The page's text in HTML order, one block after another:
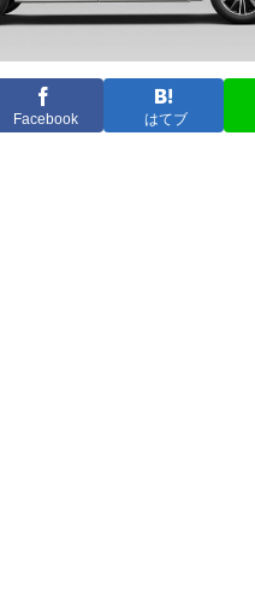
Facebook はてブ